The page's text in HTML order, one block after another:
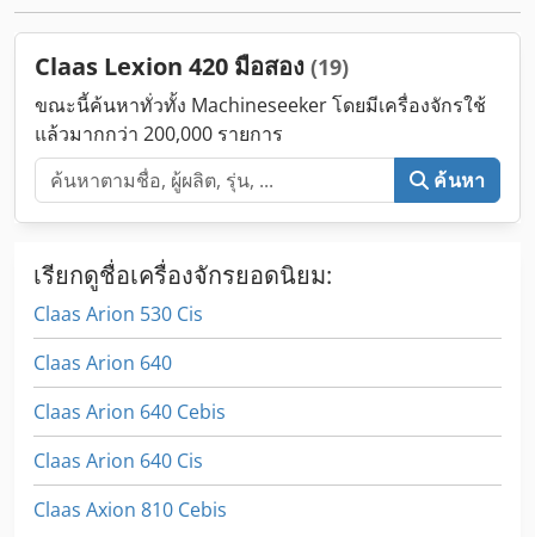
Claas Lexion 420 มือสอง (19)
ขณะนี้ค้นหาทั่วทั้ง Machineseeker โดยมีเครื่องจักรใช้
แล้วมากกว่า 200,000 รายการ
ค้นหา
เรียกดูชื่อเครื่องจักรยอดนิยม:
Claas Arion 530 Cis
Claas Arion 640
Claas Arion 640 Cebis
Claas Arion 640 Cis
Claas Axion 810 Cebis